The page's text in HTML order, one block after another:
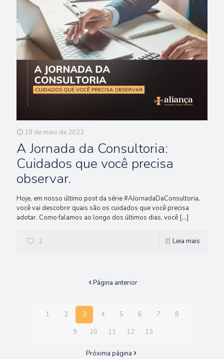
19 de maio de 2022
A Jornada da Consultoria:
Cuidados que você precisa
observar.
Hoje, em nosso último post da série #AJornadaDaConsultoria,
você vai descobrir quais são os cuidados que você precisa
adotar. Como falamos ao longo dos últimos dias, você […]
2 Leia mais
Página anterior
1 2 3 4 5 6 7
8
9
10 11 12 13
Próxima página